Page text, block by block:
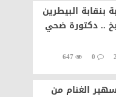
بنقابة البيطرين
.. دكتورة ضحي
0
647
الغنام من